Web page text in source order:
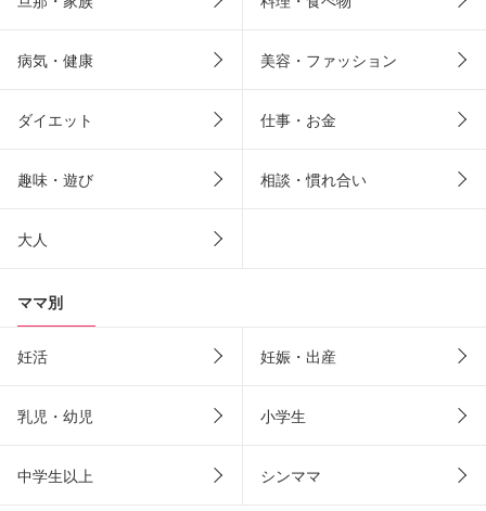
病気・健康 美容・ファッション
ダイエット 仕事・お金
趣味・遊び 相談・慣れ合い
大人
ママ別
妊活 妊娠・出産
乳児・幼児 小学生
中学生以上 シンママ